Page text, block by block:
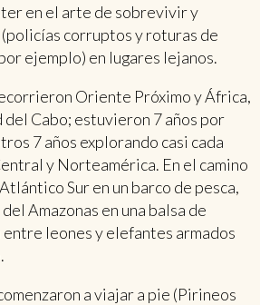
en el arte de sobrevivir y
corruptos y roturas de
ejemplo) en lugares lejanos.
Oriente Próximo y África,
del Cabo; estuvieron 7 años por
7 años explorando casi cada
y Norteamérica. En el camino
Sur en un barco de pesca,
Amazonas en una balsa de
leones y elefantes armados
a viajar a pie (Pirineos